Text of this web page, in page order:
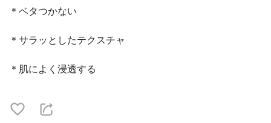
＊ベタつかない
＊サラッとしたテクスチャ
＊肌によく浸透する